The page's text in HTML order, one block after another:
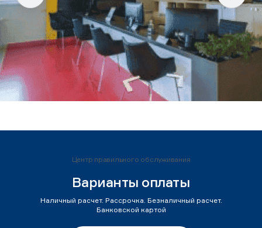
Центр правильного обслуживания
Варианты оплаты
Наличный расчет. Рассрочка. Безналичный расчет.
Банковской картой